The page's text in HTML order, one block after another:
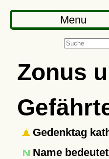
Menu
Zonus
Gedenktag
Name